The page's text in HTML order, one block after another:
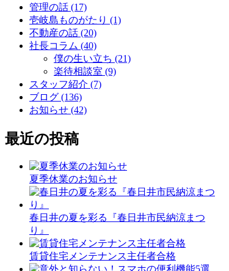
管理の話 (17)
壱岐島ものがたり (1)
不動産の話 (20)
社長コラム (40)
僕の生い立ち (21)
楽待相談室 (9)
スタッフ紹介 (7)
ブログ (136)
お知らせ (42)
最近の投稿
夏季休業のお知らせ
春日井の夏を彩る『春日井市民納涼まつ
り』
賃貸住宅メンテナンス主任者合格